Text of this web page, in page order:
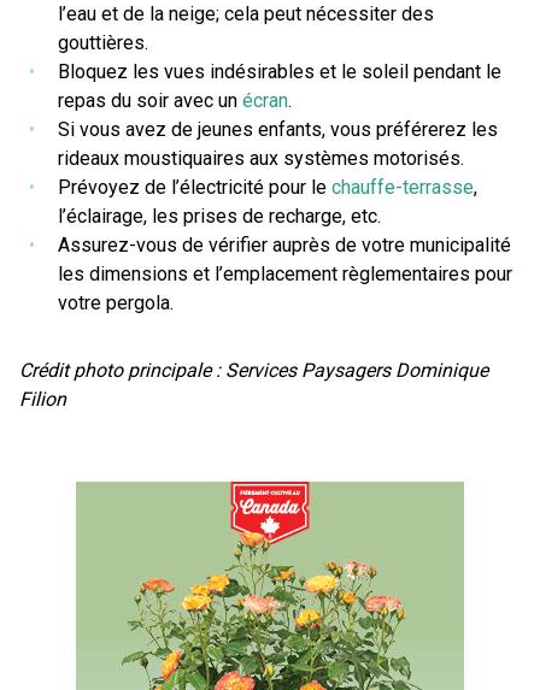
l’eau et de la neige; cela peut nécessiter des
gouttières.
Bloquez les vues indésirables et le soleil pendant le
repas du soir avec un écran.
Si vous avez de jeunes enfants, vous préférerez les
rideaux moustiquaires aux systèmes motorisés.
Prévoyez de l’électricité pour le chauffe-terrasse,
l’éclairage, les prises de recharge, etc.
Assurez-vous de vérifier auprès de votre municipalité
les dimensions et l’emplacement règlementaires pour
votre pergola.
Crédit photo principale : Services Paysagers Dominique
Filion